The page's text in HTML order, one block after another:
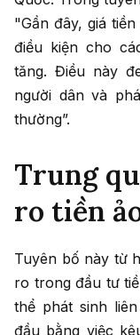
"Gần đây, giá
điều kiện cho
tăng. Điều này
người dân và
thường”.
Trung
ro tiền
Tuyên bố này từ
ro trong đầu tư
thể phát sinh
đầu bằng việc